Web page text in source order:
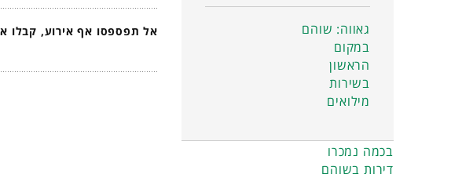
אל תפספסו אף אירוע, קבלו
גאווה: שוהם
במקום
הראשון
בשירות
מילואים
בכמה נמכרו
דירות בשוהם